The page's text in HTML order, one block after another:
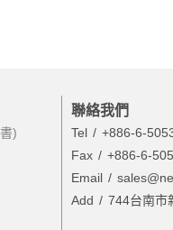
)
聯絡我們
Tel
+886-6-
Fax
+886-6-
Email
Add
744台南市